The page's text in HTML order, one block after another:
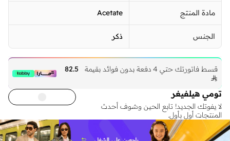
مادة المنتج Acetate
الجنس ذكر
قسط فاتورتك حتي 4 دفعة بدون فوائد بقيمة
82.5

تومي هيلفيغر
لا يفوتك الجديد! تابع الحين وشوف أحدث
المنتجات أول بأول.